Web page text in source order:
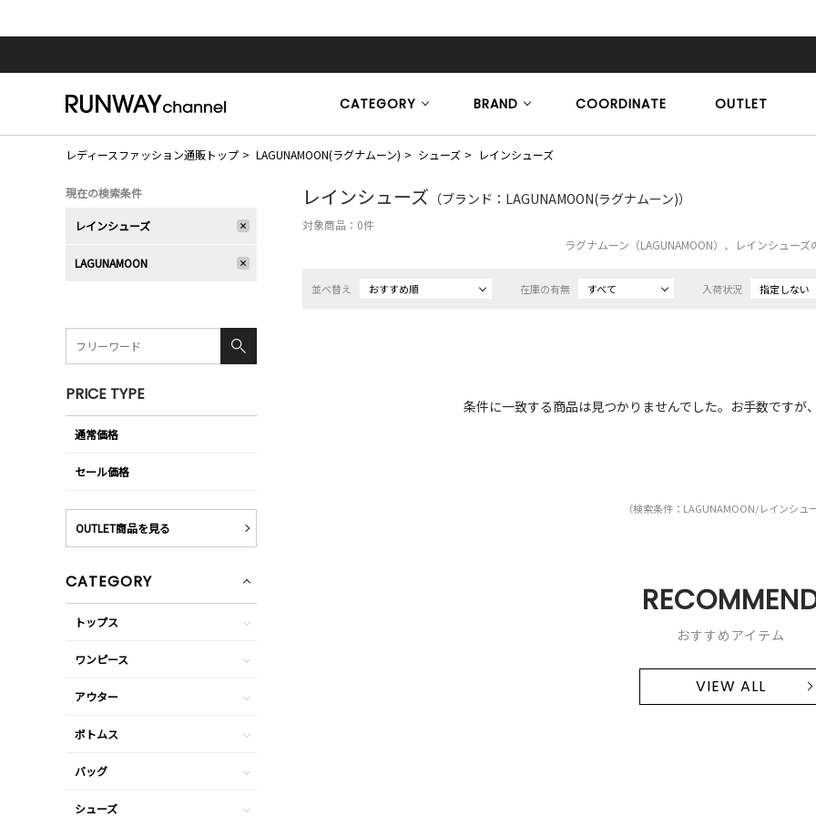
CATEGORY BRAND COORDINATE OUTLET
レディースファッション通販トップ LAGUNAMOON(ラグナムーン) シューズ レインシューズ
レインシューズ （ブランド：LAGUNAMOON(ラグナムーン)）
対象商品： 0件
ラグナムーン（LAGUNAMOON）、レインシューズ
並べ替え おすすめ順 在庫の有無 すべて 入荷状況 指定しない
条件に一致する商品は見つかりませんでした。お手数ですが
（検索条件：LAGUNAMOON/レインシュー
おすすめアイテム
VIEW ALL
現在の検索条件
レインシューズ
LAGUNAMOON
PRICE TYPE
通常価格
セール価格
OUTLET商品を見る
CATEGORY
トップス
ワンピース
アウター
ボトムス
バッグ
シューズ